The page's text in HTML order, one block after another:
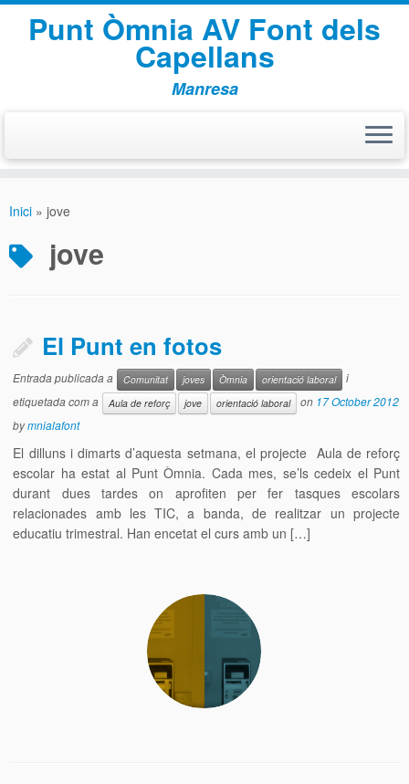
Punt Òmnia AV Font dels
Capellans
Manresa
Inici » jove
jove
El Punt en fotos
Entrada publicada a Comunitat joves Òmnia orientació laboral
i
etiquetada com a
Aula de reforç jove orientació laboral on 17 October 2012
bymnialafont
El dilluns i dimarts d’aquesta setmana, el projecte Aula de reforç
escolar ha estat al Punt Òmnia. Cada mes, se’ls cedeix el Punt
durant dues tardes on aprofiten per fer tasques escolars
relacionades amb les TIC, a banda, de realitzar un projecte
educatiu trimestral. Han encetat el curs amb un […]